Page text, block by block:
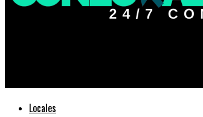
Locales